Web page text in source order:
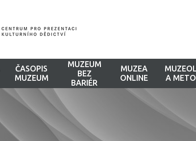
ČASOPIS
MUZEUM
MUZEUM
BEZ
BARIÉR
MUZEA
ONLINE
A